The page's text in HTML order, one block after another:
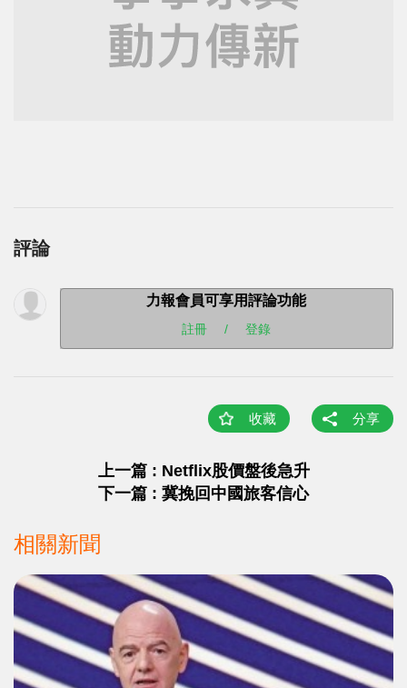
評論
力報會員可享用評論功能
註冊 / 登錄
收藏 分享
上一篇 : Netflix股價盤後急升
下一篇 : 冀挽回中國旅客信心
相關新聞